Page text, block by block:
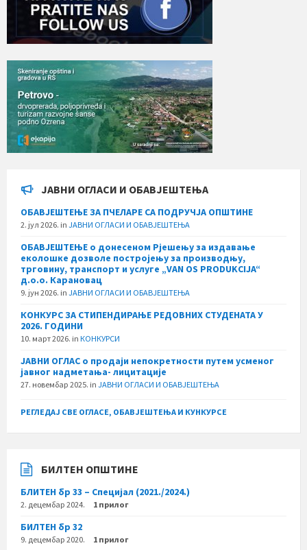
ЈАВНИ ОГЛАСИ И ОБАВЈЕШТЕЊА
ОБАВЈЕШТЕЊЕ ЗА ПЧЕЛАРЕ СА ПОДРУЧЈА ОПШТИНЕ
2. јул 2026. in ЈАВНИ ОГЛАСИ И ОБАВЈЕШТЕЊА
ОБАВЈЕШТЕЊЕ о донесеном Рјешењу за издавање
еколошке дозволе постројењу за производњу,
трговину, транспорт и услуге „VAN OS PRODUKCIJA“
д.о.о. Карановац
9. јун 2026. in ЈАВНИ ОГЛАСИ И ОБАВЈЕШТЕЊА
КОНКУРС ЗА СТИПЕНДИРАЊЕ РЕДОВНИХ СТУДЕНАТА У
2026. ГОДИНИ
10. март 2026. in КОНКУРСИ
ЈАВНИ ОГЛАС о продаји непокретности путем усменог
јавног надметања- лицитације
27. новембар 2025. in ЈАВНИ ОГЛАСИ И ОБАВЈЕШТЕЊА
РЕГЛЕДАЈ СВЕ ОГЛАСЕ, ОБАВЈЕШТЕЊА И КУНКУРСЕ
БИЛТЕН ОПШТИНЕ
БЛИТЕН бр 33 – Специјал (2021./2024.)
2. децембар 2024. 1 прилог
БИЛТЕН бр 32
9. децембар 2020. 1 прилог